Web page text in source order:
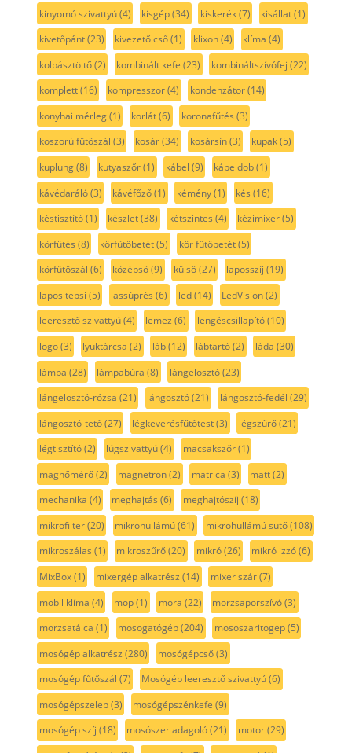
kinyomó szivattyú(4) kisgép(34) kiskerék(7) kisállat(1)
kivetőpánt(23) kivezető cső(1) klixon(4) klíma (4)
kolbásztöltő(2) kombinált kefe (23) kombináltszívófej (22)
komplett(16) kompresszor(4) kondenzátor(14)
konyhai mérleg(1) korlát(6) koronafűtés (3)
koszorú fűtőszál (3) kosár(34) kosársín(3) kupak(5)
kuplung(8) kutyaszőr(1) kábel (9) kábeldob(1)
kávédaráló(3) kávéfőző(1) kémény(1) kés (16)
késtisztító(1) készlet(38) kétszintes (4) kézimixer(5)
körfütés (8) körfűtőbetét(5) kör fűtőbetét(5)
körfűtőszál (6) középső(9) külső(27) laposszíj (19)
lapos tepsi (5) lassúprés (6) led(14) LedVision(2)
leeresztő szivattyú(4) lemez (6) lengéscsillapító(10)
logo(3) lyuktárcsa (2) láb(12) lábtartó(2) láda (30)
lámpa (28) lámpabúra (8) lángelosztó(23)
lángelosztó-rózsa (21) lángosztó(21) lángosztó-fedél (29)
lángosztó-tető(27) légkeverésfűtőtest(3) légszűrő(21)
légtisztító(2) lúgszivattyú(4) macsakszőr(1)
maghőmérő(2) magnetron(2) matrica (3) matt(2)
mechanika (4) meghajtás (6) meghajtószíj (18)
mikrofilter(20) mikrohullámú(61) mikrohullámú sütő(108)
mikroszálas (1) mikroszűrő(20) mikró(26) mikró izzó(6)
MixBox(1) mixergép alkatrész (14) mixer szár(7)
mobil klíma (4) mop(1) mora (22) morzsaporszívó(3)
morzsatálca (1) mosogatógép(204) mososzaritogep(5)
mosógép alkatrész (280) mosógépcső(3)
mosógép fűtőszál (7) Mosógép leeresztő szivattyú(6)
mosógépszelep(3) mosógépszénkefe (9)
mosógép szíj (18) mosószer adagoló(21) motor(29)